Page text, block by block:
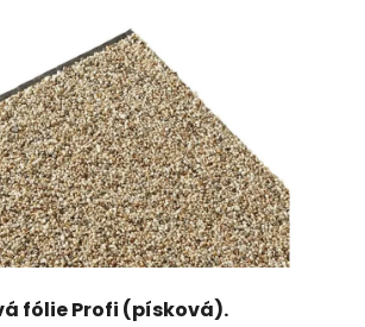
fólie Profi (písková).